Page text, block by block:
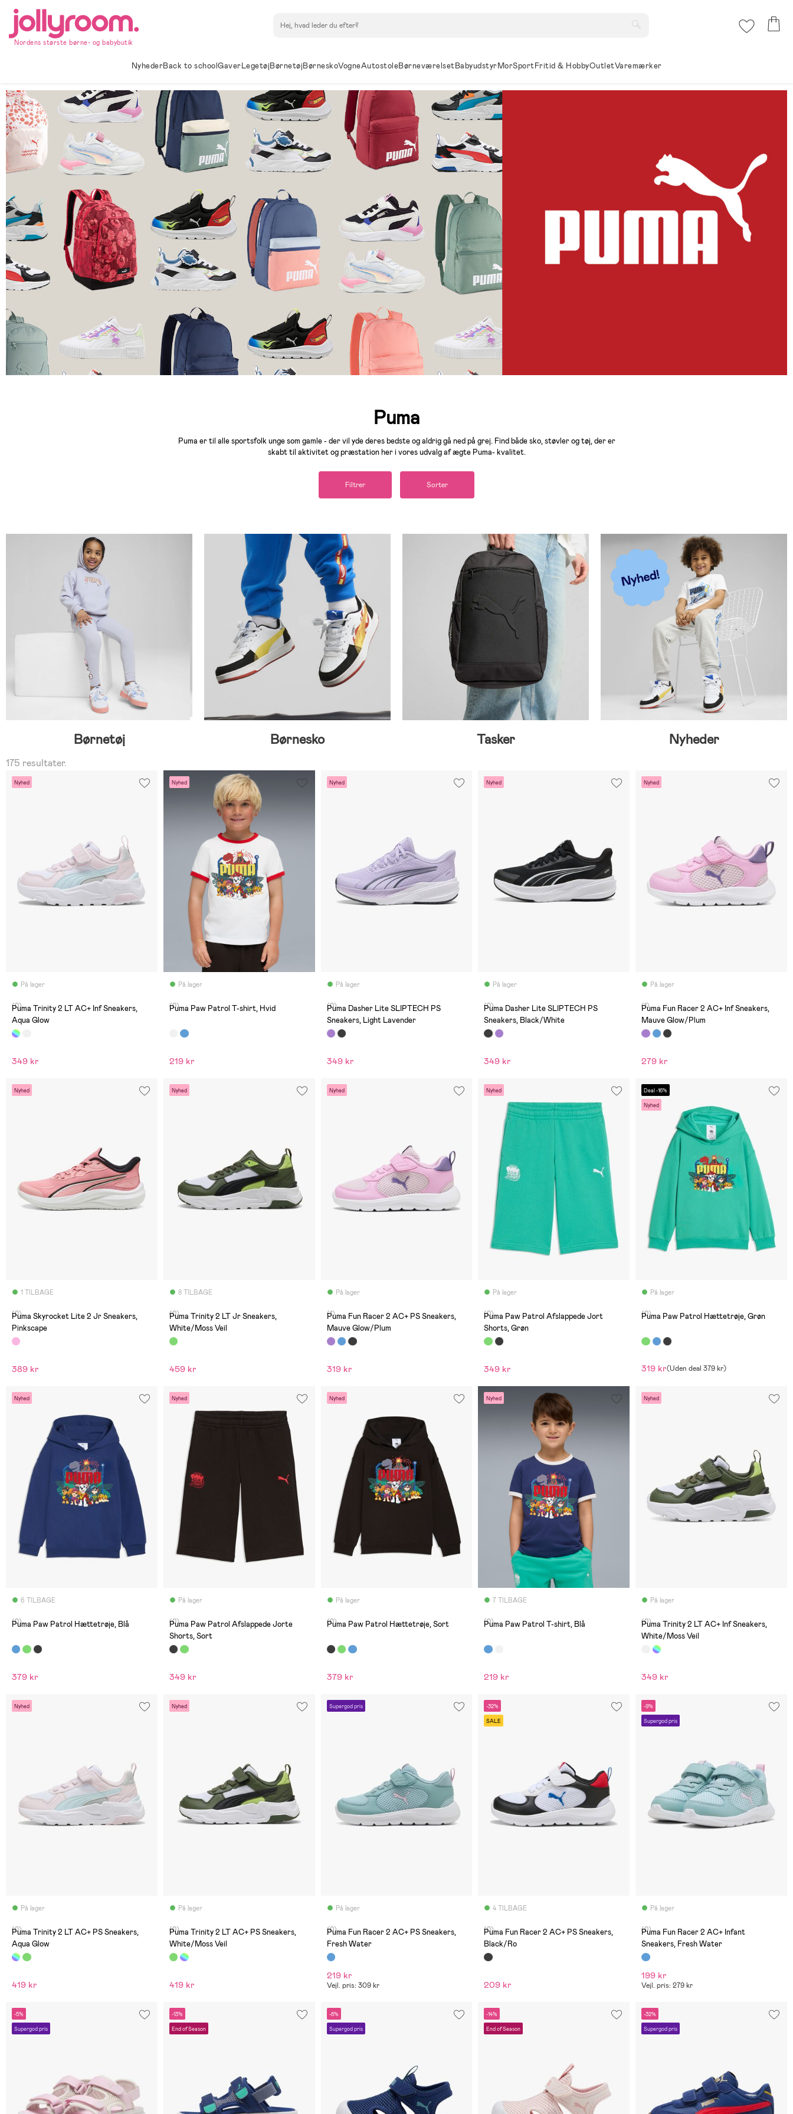
Hoppa
innehållet
Nordens største børne- og babybutik
NyhederBack to schoolGaverLegetøjBørnetøjBørneskoVogneAutostoleBørneværelsetBabyudstyrMorSportFritid & HobbyOutletVaremærker
Puma
Puma er til alle sportsfolk unge som gamle - der vil yde deres bedste og aldrig gå ned på grej. Find både sko, støvler og tøj, der er
skabt til aktivitet og præstation her i vores udvalg af ægte Puma- kvalitet.
Filtrer Sorter
Børnetøj Børnesko Tasker Nyheder
175 resultater.
Nyhed
På lager
(0)
Puma Trinity 2 LT AC+ Inf Sneakers,
Aqua Glow
349 kr
Nyhed
På lager
(0)
Puma Paw Patrol T-shirt, Hvid
219 kr
Nyhed
På lager
(0)
Puma Dasher Lite SLIPTECH PS
Sneakers, Light Lavender
349 kr
Nyhed
På lager
(0)
Puma Dasher Lite SLIPTECH PS
Sneakers, Black/White
349 kr
Nyhed
På lager
(1)
Puma Fun Racer 2 AC+ Inf Sneakers,
Mauve Glow/Plum
279 kr
Nyhed
1 TILBAGE
(0)
Puma Skyrocket Lite 2 Jr Sneakers,
Pinkscape
389 kr
Nyhed
8 TILBAGE
(0)
Puma Trinity 2 LT Jr Sneakers,
White/Moss Veil
459 kr
Nyhed
På lager
(1)
Puma Fun Racer 2 AC+ PS Sneakers,
Mauve Glow/Plum
319 kr
Nyhed
På lager
(0)
Puma Paw Patrol Afslappede Jort
Shorts, Grøn
349 kr
Deal -16%
Nyhed
På lager
(0)
Puma Paw Patrol Hættetrøje, Grøn
319 kr(Uden deal 379 kr)
Nyhed
6 TILBAGE
(0)
Puma Paw Patrol Hættetrøje, Blå
379 kr
Nyhed
På lager
(0)
Puma Paw Patrol Afslappede Jorte
Shorts, Sort
349 kr
Nyhed
På lager
(0)
Puma Paw Patrol Hættetrøje, Sort
379 kr
Nyhed
7 TILBAGE
(0)
Puma Paw Patrol T-shirt, Blå
219 kr
Nyhed
På lager
(0)
Puma Trinity 2 LT AC+ Inf Sneakers,
White/Moss Veil
349 kr
Nyhed
På lager
(0)
Puma Trinity 2 LT AC+ PS Sneakers,
Aqua Glow
419 kr
Nyhed
På lager
(0)
Puma Trinity 2 LT AC+ PS Sneakers,
White/Moss Veil
419 kr
Supergod pris
På lager
(0)
Puma Fun Racer 2 AC+ PS Sneakers,
Fresh Water
219 kr
Vejl. pris: 309 kr
-32%
SALE
4 TILBAGE
(0)
Puma Fun Racer 2 AC+ PS Sneakers,
Black/Ro
209 kr
-9%
Supergod pris
På lager
(0)
Puma Fun Racer 2 AC+ Infant
Sneakers, Fresh Water
199 kr
Vejl. pris: 279 kr
-5%
Supergod pris
-13%
End of Season
-8%
Supergod pris
-14%
End of Season
-32%
Supergod pris